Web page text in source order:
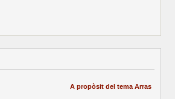
A propòsit del tema Arras